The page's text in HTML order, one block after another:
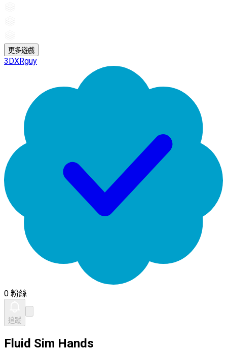
更多遊戲
3DXRguy
0 粉絲
追蹤
Fluid Sim Hands